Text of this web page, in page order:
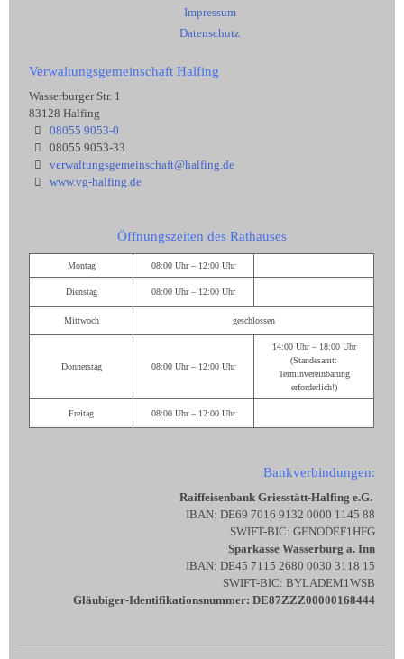
Impressum
Datenschutz
Verwaltungsgemeinschaft Halfing
Wasserburger Str. 1
83128 Halfing
08055 9053-0
08055 9053-33
verwaltungsgemeinschaft@halfing.de
www.vg-halfing.de
Öffnungszeiten des Rathauses
Montag 08:00 Uhr – 12:00 Uhr
Dienstag 08:00 Uhr – 12:00 Uhr
Mittwoch geschlossen
Donnerstag 08:00 Uhr – 12:00 Uhr
14:00 Uhr – 18:00 Uhr
(Standesamt:
Terminvereinbarung
erforderlich!)
Freitag 08:00 Uhr – 12:00 Uhr
Bankverbindungen:
Raiffeisenbank Griesstätt-Halfing e.G.
IBAN: DE69 7016 9132 0000 1145 88
SWIFT-BIC: GENODEF1HFG
Sparkasse Wasserburg a. Inn
IBAN: DE45 7115 2680 0030 3118 15
SWIFT-BIC: BYLADEM1WSB
Gläubiger-Identifikationsnummer: DE87ZZZ00000168444